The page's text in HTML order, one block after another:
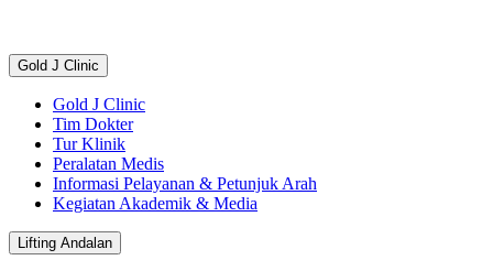
Gold J Clinic
Gold J Clinic
Tim Dokter
Tur Klinik
Peralatan Medis
Informasi Pelayanan & Petunjuk Arah
Kegiatan Akademik & Media
Lifting Andalan